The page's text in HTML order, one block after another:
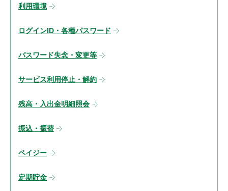
利用環境
ログインID・各種パスワード
パスワード失念・変更等
サービス利用停止・解約
残高・入出金明細照会
振込・振替
ペイジー
定期貯金